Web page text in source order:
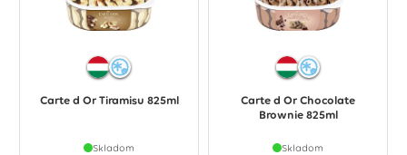
Carte d Or Tiramisu 825ml
Skladom
Carte d Or Chocolate
Brownie 825ml
Skladom